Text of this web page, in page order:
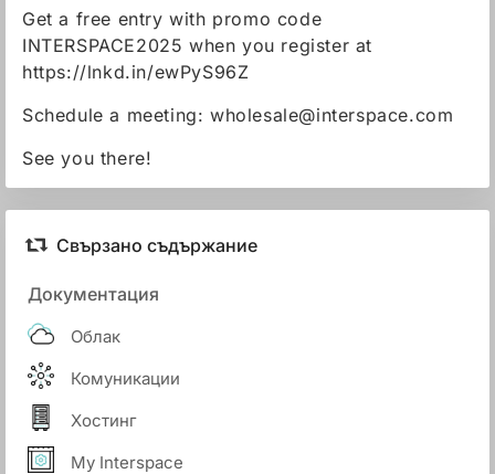
Get a free entry with promo code
INTERSPACE2025 when you register at
https://lnkd.in/ewPyS96Z
Schedule a meeting:wholesale@interspace.com
See you there!
Свързано съдържание
Документация
Облак
Комуникации
Хостинг
My Interspace